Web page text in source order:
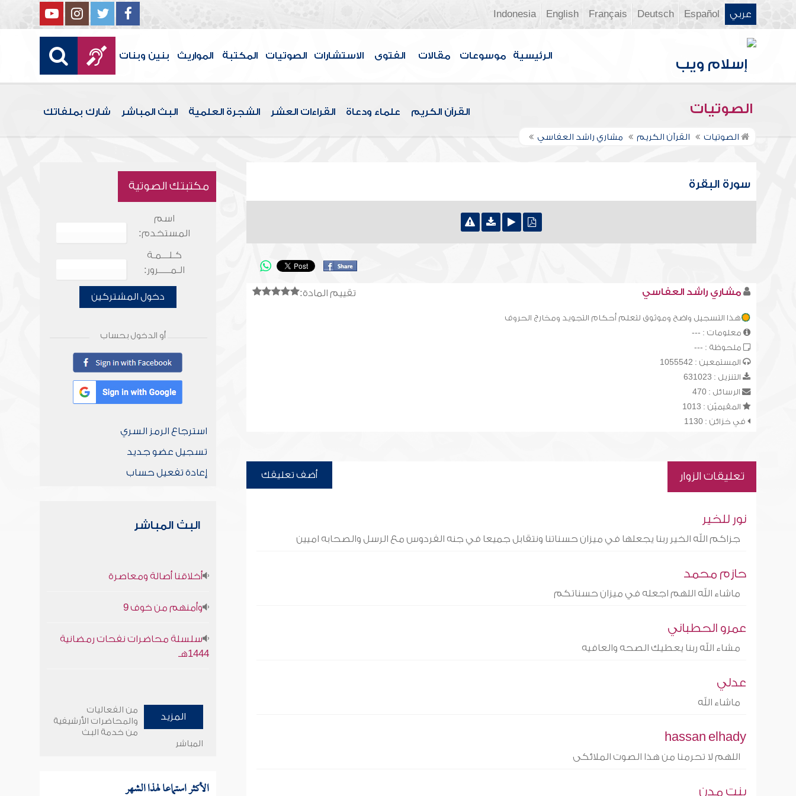
عربي Español
Deutsch
Français
English
Indonesia
الرئيسية موسوعات مقالات الفتوى الاستشارات الصوتيات المكتبة المواريث بنين وبنات
الصوتيات القرآن الكريم علماء ودعاة القراءات العشر الشجرة العلمية البث المباشر شارك بملفاتك
الصوتيات القرآن الكريم مشاري راشد العفاسي
سورة البقرة
تقييم المادة: مشاري راشد العفاسي
هذا التسجيل واضح وموثوق لتعلم أحكام التجويد ومخارج الحروف
معلومات : ---
ملحوظة : ---
المستمعين : 1055542
التنزيل : 631023
الرسائل : 470
المقيميّن : 1013
في خزائن : 1130
تعليقات الزوار أضف تعليقك
نور للخير
جزاكم الله الخير ربنا يجعلها في ميزان حسناتنا ونتقابل جميعا في جنه الفردوس مع الرسل والصحابه اميين
حازم محمد
ماشاء الله اللهم اجعله في ميزان حسناتكم
عمرو الحطباني
مشاء الله ربنا يعطيك الصحه والعافيه
عدلي
ماشاء الله
hassan elhady
اللهم لا تحرمنا من هذا الصوت الملائكى
بنت مدن
مكتبتك الصوتية
اسم
المستخدم:
كـلـــمـة
الـمـــــرور:
دخول المشتركين
أو الدخول بحساب
استرجاع الرمز السري
تسجيل عضو جديد
إعادة تفعيل حساب
البث المباشر
أخلاقنا أصالة ومعاصرة
وأمنهم من خوف 9
سلسلة محاضرات نفحات رمضانية
1444هـ
المزيد
من الفعاليات
والمحاضرات الأرشيفية
من خدمة البث
المباشر
الأكثر استماعا لهذا الشهر